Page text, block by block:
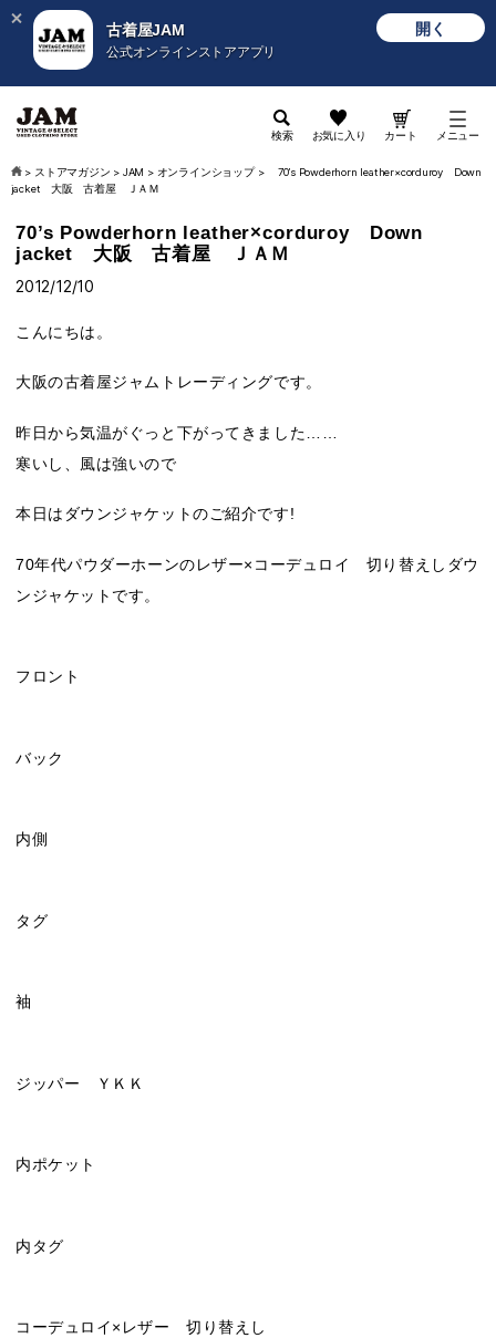
古着屋JAM
公式オンラインストアアプリ
開く
検索 お気に入り カート メニュー
> ストアマガジン > JAM > オンラインショップ>
70’s Powderhorn leather×corduroy Down
jacket 大阪 古着屋 ＪＡＭ
70’s Powderhorn leather×corduroy Down
jacket 大阪 古着屋 ＪＡＭ
2012/12/10
こんにちは。
大阪の古着屋ジャムトレーディングです。
昨日から気温がぐっと下がってきました……
寒いし、風は強いので
本日はダウンジャケットのご紹介です!
70年代パウダーホーンのレザー×コーデュロイ 切り替えしダウ
ンジャケットです。
フロント
バック
内側
タグ
袖
ジッパー ＹＫＫ
内ポケット
内タグ
コーデュロイ×レザー 切り替えし